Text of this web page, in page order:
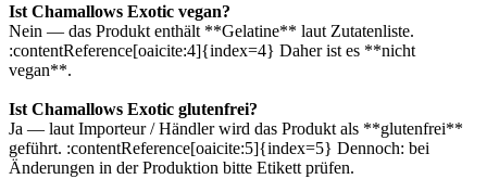
Ist Chamallows Exotic vegan?
Nein — das Produkt enthält **Gelatine** laut Zutatenliste.
:contentReference[oaicite:4]{index=4} Daher ist es **nicht
vegan**.
Ist Chamallows Exotic glutenfrei?
Ja — laut Importeur / Händler wird das Produkt als **glutenfrei**
geführt. :contentReference[oaicite:5]{index=5} Dennoch: bei
Änderungen in der Produktion bitte Etikett prüfen.